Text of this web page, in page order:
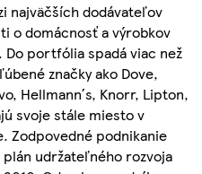
najväčších dodávateľov
o domácnosť a výrobkov
portfólia spadá viac než
značky ako Dove,
Hellmann´s, Knorr, Lipton,
svoje stále miesto v
Zodpovedné podnikanie
udržateľného rozvoja